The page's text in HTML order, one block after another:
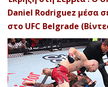
Daniel Rodriguez μέσα
στο UFC Belgrade